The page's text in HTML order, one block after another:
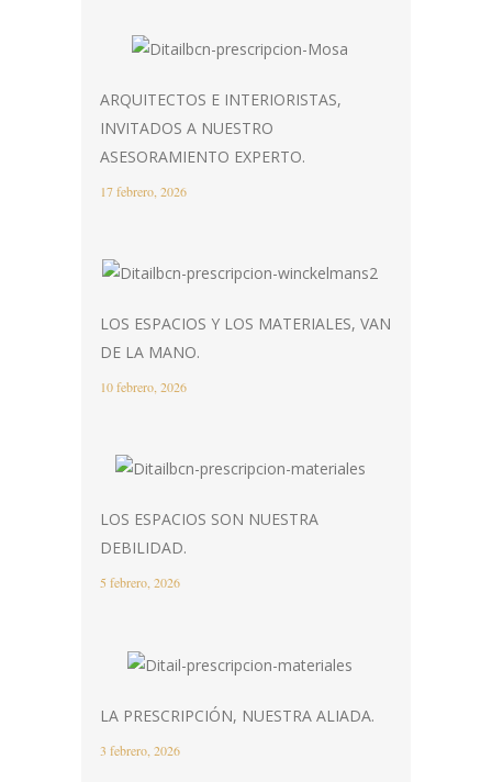
ARQUITECTOS E INTERIORISTAS,
INVITADOS A NUESTRO
ASESORAMIENTO EXPERTO.
17 febrero, 2026
LOS ESPACIOS Y LOS MATERIALES, VAN
DE LA MANO.
10 febrero, 2026
LOS ESPACIOS SON NUESTRA
DEBILIDAD.
5 febrero, 2026
LA PRESCRIPCIÓN, NUESTRA ALIADA.
3 febrero, 2026